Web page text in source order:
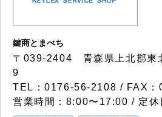
鍵商とまべち
〒039-2404 青森県上北郡東
9
TEL：0176-56-2108 / FAX
営業時間：8:00〜17:00 / 定休